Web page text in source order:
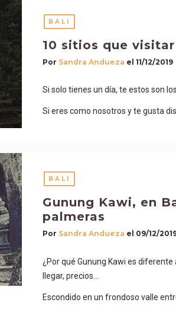
BALI
10 sitios que
Por Sandra Andueza el 11/12/2019
Si solo tienes un día, te estos son
Si eres como nosotros y te gusta
BALI
Gunung Kawi, en
palmeras
Por Sandra Andueza el 09/12/
¿Por qué Gunung Kawi es
llegar, precios…
Escondido en un frondoso valle